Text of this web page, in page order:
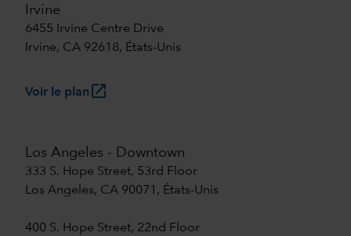
Irvine
6455 Irvine Centre Drive
Irvine, CA 92618, États-Unis
Voir le plan launch
Los Angeles - Downtown
333 S. Hope Street, 53rd Floor
Los Angeles, CA 90071, États-Unis
400 S. Hope Street, 22nd Floor